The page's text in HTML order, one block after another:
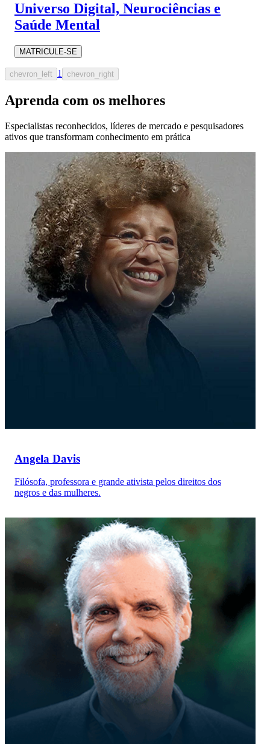
Universo Digital, Neurociências e
Saúde Mental
MATRICULE-SE
chevron_left 1 chevron_right
Aprenda com os melhores
Especialistas reconhecidos, líderes de mercado e pesquisadores
ativos que transformam conhecimento em prática
Angela Davis
Filósofa, professora e grande ativista pelos direitos dos
negros e das mulheres.